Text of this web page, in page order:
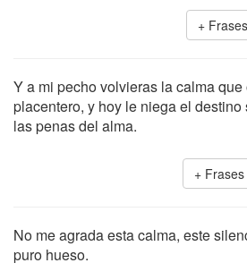
Y a mi pecho volvieras la calma
placentero, y hoy le niega el
las penas del alma.
No me agrada esta calma, este
puro hueso.